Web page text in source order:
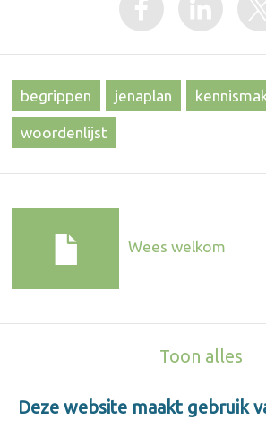
Deze website maakt gebruik
begrippen jenaplan
woordenlijst
Wees welkom
Toon alles
Jenaplanschool De